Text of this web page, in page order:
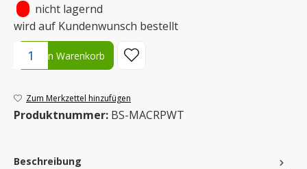
nicht lagernd
wird auf Kundenwunsch bestellt
Produkt Anzahl: Gib den gewünschten Wert ein oder benutze
In den Warenkorb
Zum Merkzettel hinzufügen
Produktnummer: BS-MACRPWT
Beschreibung